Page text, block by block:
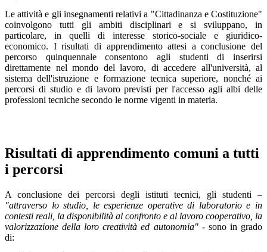
Le attività e gli insegnamenti relativi a "Cittadinanza e Costituzione"
coinvolgono tutti gli ambiti disciplinari e si sviluppano, in
particolare, in quelli di interesse storico-sociale e giuridico-
economico. I risultati di apprendimento attesi a conclusione del
percorso quinquennale consentono agli studenti di inserirsi
direttamente nel mondo del lavoro, di accedere all'università, al
sistema dell'istruzione e formazione tecnica superiore, nonché ai
percorsi di studio e di lavoro previsti per l'accesso agli albi delle
professioni tecniche secondo le norme vigenti in materia.
Risultati di apprendimento comuni a tutti
i percorsi
A conclusione dei percorsi degli istituti tecnici, gli studenti –
"attraverso lo studio, le esperienze operative di laboratorio e in
contesti reali, la disponibilità al confronto e al lavoro cooperativo, la
valorizzazione della loro creatività ed autonomia"- sono in grado
di: